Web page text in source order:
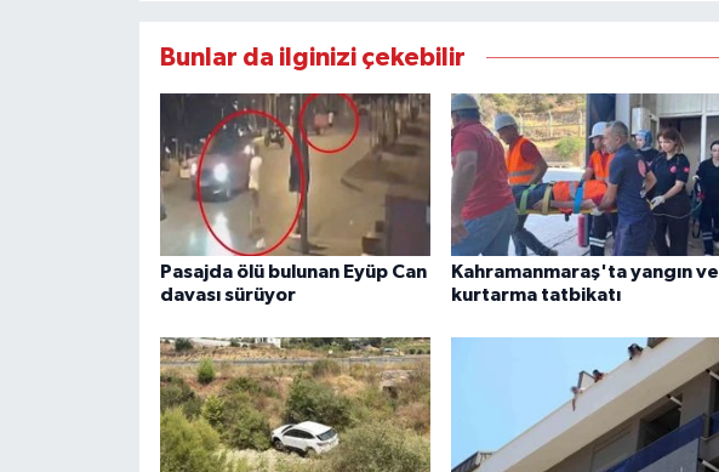
Bunlar da ilginizi çekebilir
Pasajda ölü bulunan Eyüp Can
davası sürüyor
Kahramanmaraş'ta yangın ve
kurtarma tatbikatı